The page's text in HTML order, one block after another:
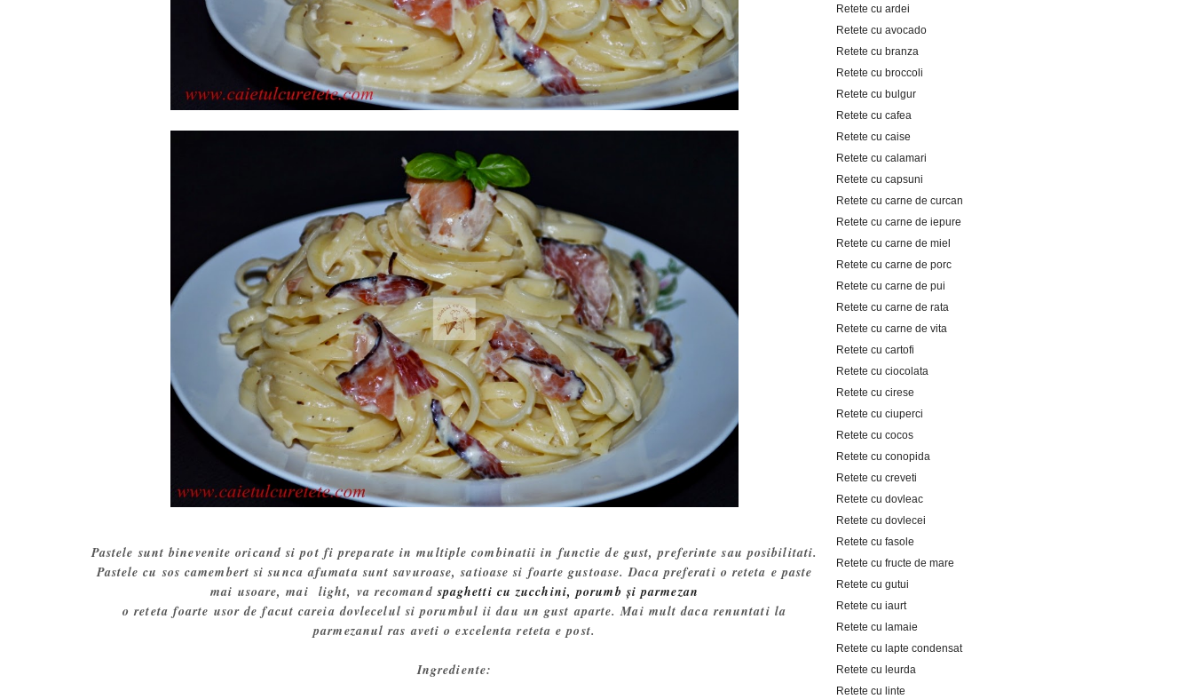
Pastele sunt binevenite oricand si pot fi preparate in multiple combinatii in functie de gust, preferinte sau posibilitati.
Pastele cu sos camembert si sunca afumata sunt savuroase, satioase si foarte gustoase. Daca preferati o reteta e paste
mai usoare, mai light, va recomandspaghetti cu zucchini, porumb și parmezan
o reteta foarte usor de facut careia dovlecelul si porumbul ii dau un gust aparte. Mai mult daca renuntati la
parmezanul ras aveti o excelenta reteta e post.
Ingrediente:
Retete cu ardei
Retete cu avocado
Retete cu branza
Retete cu broccoli
Retete cu bulgur
Retete cu cafea
Retete cu caise
Retete cu calamari
Retete cu capsuni
Retete cu carne de curcan
Retete cu carne de iepure
Retete cu carne de miel
Retete cu carne de porc
Retete cu carne de pui
Retete cu carne de rata
Retete cu carne de vita
Retete cu cartofi
Retete cu ciocolata
Retete cu cirese
Retete cu ciuperci
Retete cu cocos
Retete cu conopida
Retete cu creveti
Retete cu dovleac
Retete cu dovlecei
Retete cu fasole
Retete cu fructe de mare
Retete cu gutui
Retete cu iaurt
Retete cu lamaie
Retete cu lapte condensat
Retete cu leurda
Retete cu linte